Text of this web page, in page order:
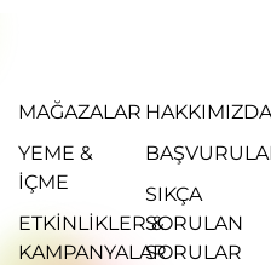
MAĞAZALAR
YEME &
İÇME
ETKINLIKLER &
KAMPANYALAR
HAKKIMIZDA
SIKÇA
SORULAN
SORULAR